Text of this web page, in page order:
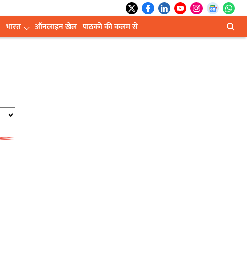
भारत ऑनलाइन खेल पाठकों की कलम से